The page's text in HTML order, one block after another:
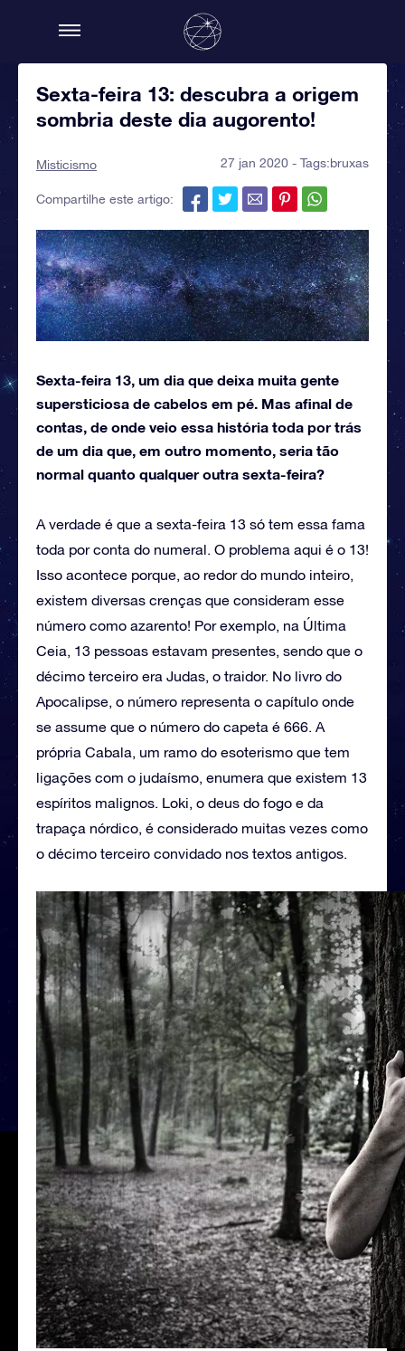
Sexta-feira 13: descubra a origem
sombria deste dia augorento!
Misticismo 27 jan 2020 - Tags:bruxas
Compartilhe este artigo:
Sexta-feira 13, um dia que deixa muita gente
supersticiosa de cabelos em pé. Mas afinal de
contas, de onde veio essa história toda por trás
de um dia que, em outro momento, seria tão
normal quanto qualquer outra sexta-feira?
A verdade é que a sexta-feira 13 só tem essa fama
toda por conta do numeral. O problema aqui é o 13!
Isso acontece porque, ao redor do mundo inteiro,
existem diversas crenças que consideram esse
número como azarento! Por exemplo, na Última
Ceia, 13 pessoas estavam presentes, sendo que o
décimo terceiro era Judas, o traidor. No livro do
Apocalipse, o número representa o capítulo onde
se assume que o número do capeta é 666. A
própria Cabala, um ramo do esoterismo que tem
ligações com o judaísmo, enumera que existem 13
espíritos malignos. Loki, o deus do fogo e da
trapaça nórdico, é considerado muitas vezes como
o décimo terceiro convidado nos textos antigos.